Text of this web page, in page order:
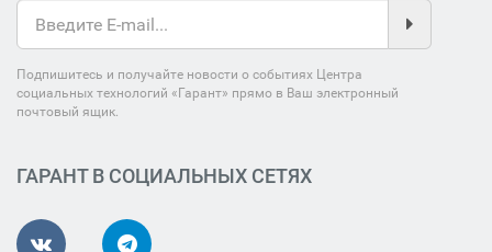
Подпишитесь и получайте новости о событиях Центра
социальных технологий «Гарант» прямо в Ваш электронный
почтовый ящик.
ГАРАНТ В СОЦИАЛЬНЫХ СЕТЯХ